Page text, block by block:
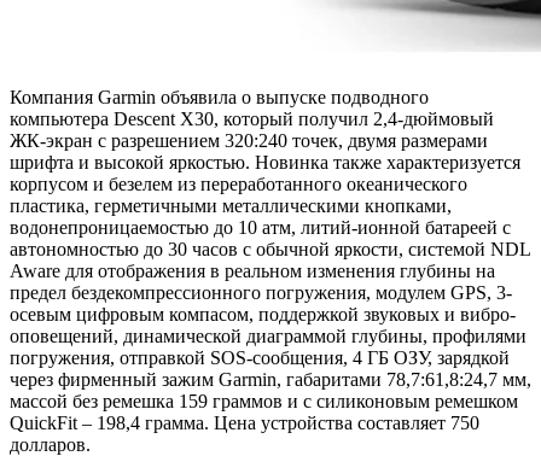
Компания Garmin объявила о выпуске подводного
компьютера Descent X30, который получил 2,4-дюймовый
ЖК-экран с разрешением 320:240 точек, двумя размерами
шрифта и высокой яркостью. Новинка также характеризуется
корпусом и безелем из переработанного океанического
пластика, герметичными металлическими кнопками,
водонепроницаемостью до 10 атм, литий-ионной батареей с
автономностью до 30 часов с обычной яркости, системой NDL
Aware для отображения в реальном изменения глубины на
предел бездекомпрессионного погружения, модулем GPS, 3-
осевым цифровым компасом, поддержкой звуковых и вибро-
оповещений, динамической диаграммой глубины, профилями
погружения, отправкой SOS-сообщения, 4 ГБ ОЗУ, зарядкой
через фирменный зажим Garmin, габаритами 78,7:61,8:24,7 мм,
массой без ремешка 159 граммов и с силиконовым ремешком
QuickFit – 198,4 грамма. Цена устройства составляет 750
долларов.